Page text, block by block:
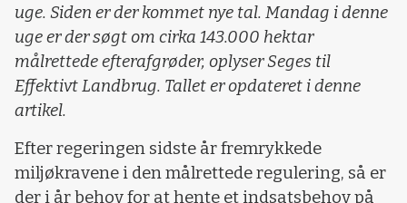
uge. Siden er der kommet nye tal. Mandag i denne
uge er der søgt om cirka 143.000 hektar
målrettede efterafgrøder, oplyser Seges til
Effektivt Landbrug. Tallet er opdateret i denne
artikel.
Efter regeringen sidste år fremrykkede
miljøkravene i den målrettede regulering, så er
der i år behov for at hente et indsatsbehov på